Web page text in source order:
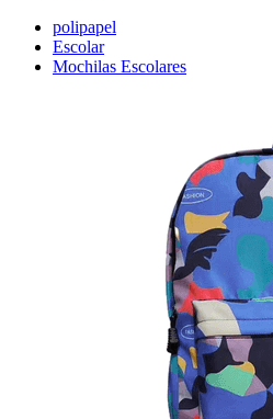
polipapel
Escolar
Mochilas Escolares